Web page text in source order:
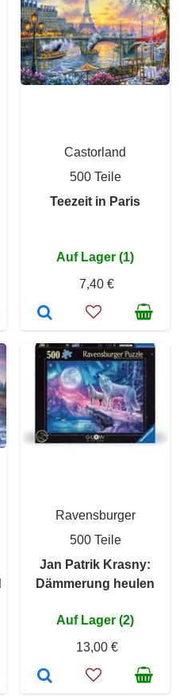
Castorland
500 Teile
Teezeit in Paris
Auf Lager (1)
7,40 €
Ravensburger
500 Teile
Jan Patrik Krasny:
Dämmerung heulen
Auf Lager (2)
13,00 €